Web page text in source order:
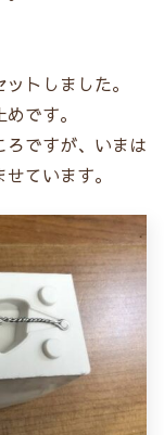
トしました。
です。
ですが、いまは
ています。